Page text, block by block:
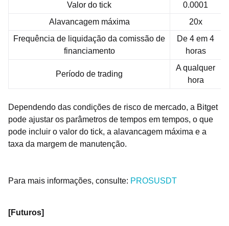
Valor do tick
0.0001
Alavancagem máxima
20x
Frequência de liquidação da comissão de
financiamento
De 4 em 4
horas
Período de trading
A qualquer
hora
Dependendo das condições de risco de mercado, a Bitget
pode ajustar os parâmetros de tempos em tempos, o que
pode incluir o valor do tick, a alavancagem máxima e a
taxa da margem de manutenção.
Para mais informações, consulte: PROSUSDT
[Futuros]